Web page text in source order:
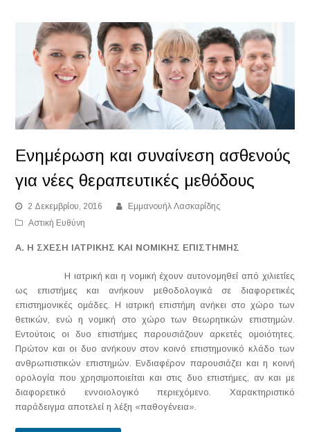
Ενημέρωση και συναίνεση ασθενούς
για νέες θεραπευτικές μεθόδους
2 Δεκεμβρίου, 2016
Εμμανουήλ Λασκαρίδης
Αστική Ευθύνη
Α. Η ΣΧΕΣΗ ΙΑΤΡΙΚΗΣ ΚΑΙ ΝΟΜΙΚΗΣ ΕΠΙΣΤΗΜΗΣ
Η ιατρική και η νομική έχουν αυτονομηθεί από χιλιετίες
ως επιστήμες και ανήκουν μεθοδολογικά σε διαφορετικές
επιστημονικές ομάδες. Η ιατρική επιστήμη ανήκει στο χώρο των
θετικών, ενώ η νομική στο χώρο των θεωρητικών επιστημών.
Εντούτοις οι δυο επιστήμες παρουσιάζουν αρκετές ομοιότητες.
Πρώτον και οι δυο ανήκουν στον κοινό επιστημονικό κλάδο των
ανθρωπιστικών επιστημών. Ενδιαφέρον παρουσιάζει και η κοινή
ορολογία που χρησιμοποιείται και στις δυο επιστήμες, αν και με
διαφορετικό εννοιολογικό περιεχόμενο. Χαρακτηριστικό
παράδειγμα αποτελεί η λέξη «παθογένεια».